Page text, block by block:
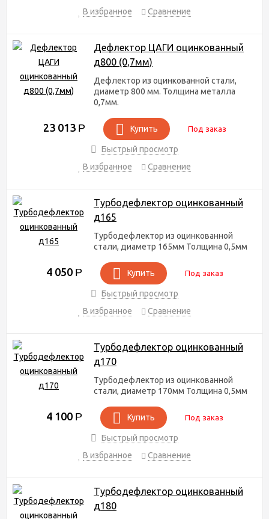
В избранное
Сравнение
Дефлектор ЦАГИ оцинкованный
д800 (0,7мм)
Дефлектор из оцинкованной стали,
диаметр 800 мм. Толщина металла
0,7мм.
23 013 Р Купить Под заказ
Быстрый просмотр
В избранное
Сравнение
Турбодефлектор оцинкованный
д165
Турбодефлектор из оцинкованной
стали, диаметр 165мм Толщина 0,5мм
4 050 Р Купить Под заказ
Быстрый просмотр
В избранное
Сравнение
Турбодефлектор оцинкованный
д170
Турбодефлектор из оцинкованной
стали, диаметр 170мм Толщина 0,5мм
4 100 Р Купить Под заказ
Быстрый просмотр
В избранное
Сравнение
Турбодефлектор оцинкованный
д180